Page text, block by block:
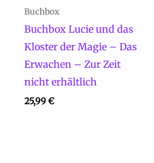
Buchbox
Buchbox Lucie und das
Kloster der Magie – Das
Erwachen – Zur Zeit
nicht erhältlich
25,99€